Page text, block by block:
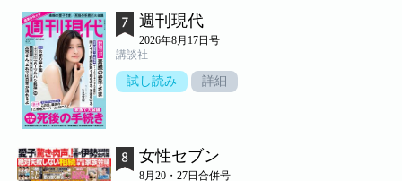
週刊現代
2026年8月17日号
講談社
試し読み 詳細
女性セブン
8月20・27日合併号